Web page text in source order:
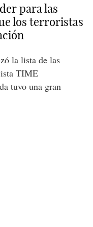
para las
los terroristas
la lista de las
TIME
tuvo una gran